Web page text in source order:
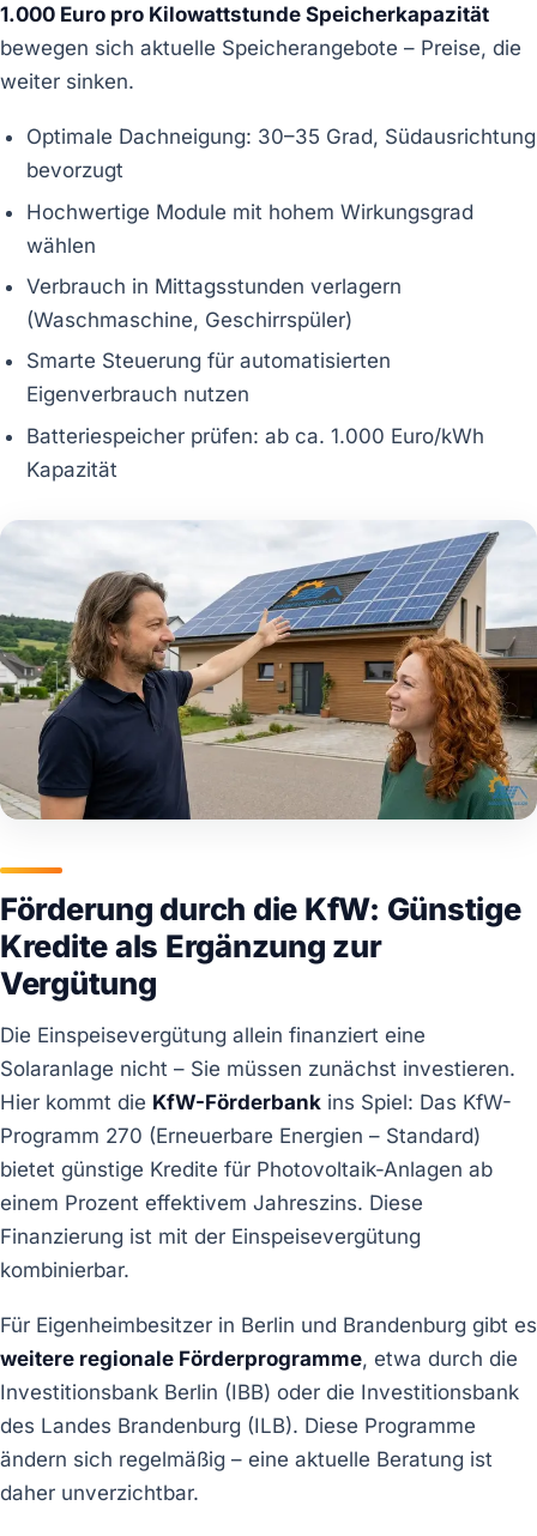
1.000 Euro pro Kilowattstunde Speicherkapazität
bewegen sich aktuelle Speicherangebote – Preise, die
weiter sinken.
Optimale Dachneigung: 30–35 Grad, Südausrichtung
bevorzugt
Hochwertige Module mit hohem Wirkungsgrad
wählen
Verbrauch in Mittagsstunden verlagern
(Waschmaschine, Geschirrspüler)
Smarte Steuerung für automatisierten
Eigenverbrauch nutzen
Batteriespeicher prüfen: ab ca. 1.000 Euro/kWh
Kapazität
Förderung durch die KfW: Günstige
Kredite als Ergänzung zur
Vergütung
Die Einspeisevergütung allein finanziert eine
Solaranlage nicht – Sie müssen zunächst investieren.
Hier kommt die KfW-Förderbank ins Spiel: Das KfW-
Programm 270 (Erneuerbare Energien – Standard)
bietet günstige Kredite für Photovoltaik-Anlagen ab
einem Prozent effektivem Jahreszins. Diese
Finanzierung ist mit der Einspeisevergütung
kombinierbar.
Für Eigenheimbesitzer in Berlin und Brandenburg gibt es
weitere regionale Förderprogramme, etwa durch die
Investitionsbank Berlin (IBB) oder die Investitionsbank
des Landes Brandenburg (ILB). Diese Programme
ändern sich regelmäßig – eine aktuelle Beratung ist
daher unverzichtbar.